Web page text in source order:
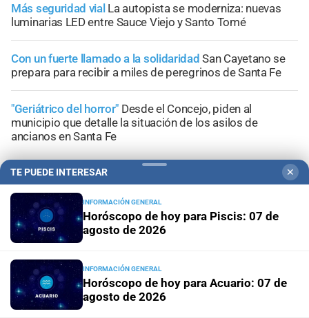
Más seguridad vial La autopista se moderniza: nuevas
luminarias LED entre Sauce Viejo y Santo Tomé
Con un fuerte llamado a la solidaridad San Cayetano se
prepara para recibir a miles de peregrinos de Santa Fe
"Geriátrico del horror" Desde el Concejo, piden al
municipio que detalle la situación de los asilos de
ancianos en Santa Fe
+Sucesos
TE PUEDE INTERESAR ✕
INFORMACIÓN GENERAL
Horóscopo de hoy para Piscis: 07 de
agosto de 2026
INFORMACIÓN GENERAL
Horóscopo de hoy para Acuario: 07 de
agosto de 2026